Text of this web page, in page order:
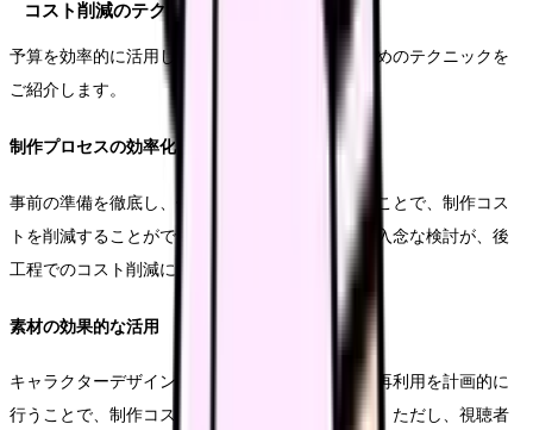
コスト削減のテクニック
予算を効率的に活用しながら、高い効果を得るためのテクニックを
ご紹介します。
制作プロセスの効率化
事前の準備を徹底し、修正作業を最小限に抑えることで、制作コス
トを削減することができます。特に企画段階での入念な検討が、後
工程でのコスト削減につながります。
素材の効果的な活用
キャラクターデザインやバックグラウンド素材の再利用を計画的に
行うことで、制作コストを抑えることができます。ただし、視聴者